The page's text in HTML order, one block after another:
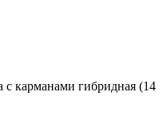
с карманами гибридная (14